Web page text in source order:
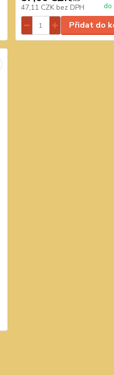
47,11 CZK bez DPH
do
Přidat do